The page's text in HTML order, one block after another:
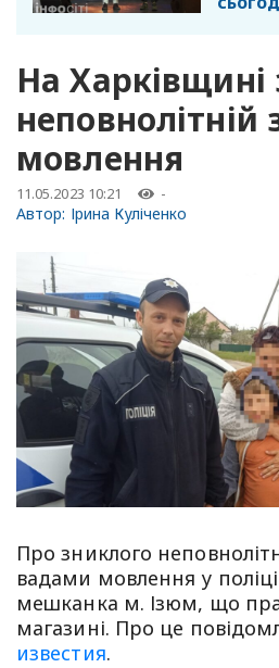
На Харківщині
мовлення
11.05.2023 10:21 -
Автор: Ірина Куліченко
Про зниклого
вадами мовлення у
мешканка м. Ізюм, що
магазині. Про це
известия.